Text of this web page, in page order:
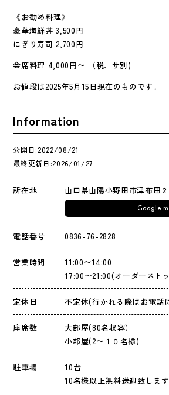
《お勧め料理》
豪華海鮮丼 3,500円
にぎり寿司 2,700円
会席料理 4,000円〜 （税、サ別)
お値段は2025年5月15日現在のものです。
Information
公開日:2022/08/21
最終更新日:2026/01/27
所在地 山口県山陽小野田市津布田
Google
電話番号 0836-76-2828
営業時間
11:00〜14:00
17:00〜21:00(オーダースト
定休日 不定休(行かれる際はお電話
座席数
大部屋(80名収容）
小部屋(2〜１０名様)
駐車場
10台
10名様以上無料送迎致します